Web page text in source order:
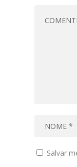
Salvar